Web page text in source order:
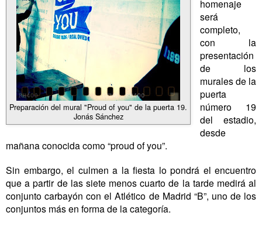
Preparación del mural "Proud of you" de la puerta 19.
Jonás Sánchez
homenaje
será
completo,
con la
presentación
de los
murales de la
puerta
número 19
del estadio,
desde
mañana conocida como “proud of you”.
Sin embargo, el culmen a la fiesta lo pondrá el encuentro
que a partir de las siete menos cuarto de la tarde medirá al
conjunto carbayón con el Atlético de Madrid “B”, uno de los
conjuntos más en forma de la categoría.